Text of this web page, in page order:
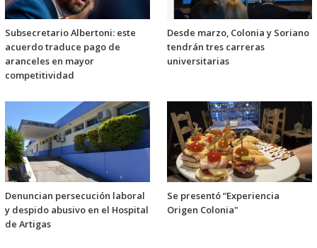
Subsecretario Albertoni: este
acuerdo traduce pago de
aranceles en mayor
competitividad
Desde marzo, Colonia y Soriano
tendrán tres carreras
universitarias
Denuncian persecución laboral
y despido abusivo en el Hospital
de Artigas
Se presentó “Experiencia
Origen Colonia"